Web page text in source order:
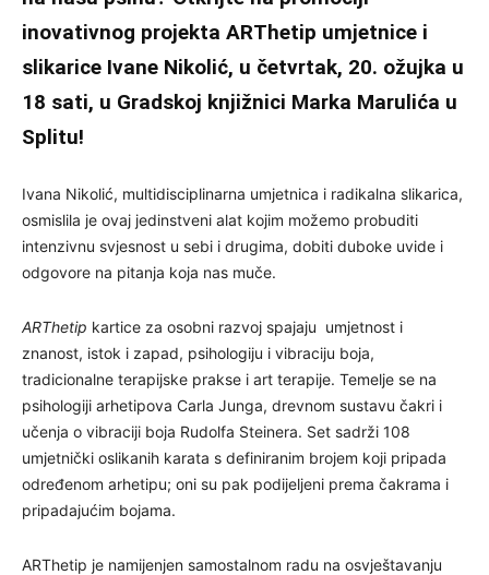
inovativnog projekta ARThetip umjetnice i
slikarice Ivane Nikolić, u četvrtak, 20. ožujka u
18 sati, u Gradskoj knjižnici Marka Marulića u
Splitu!
Ivana Nikolić, multidisciplinarna umjetnica i radikalna slikarica,
osmislila je ovaj jedinstveni alat kojim možemo probuditi
intenzivnu svjesnost u sebi i drugima, dobiti duboke uvide i
odgovore na pitanja koja nas muče.
ARThetip kartice za osobni razvoj spajaju umjetnost i
znanost, istok i zapad, psihologiju i vibraciju boja,
tradicionalne terapijske prakse i art terapije. Temelje se na
psihologiji arhetipova Carla Junga, drevnom sustavu čakri i
učenja o vibraciji boja Rudolfa Steinera. Set sadrži 108
umjetnički oslikanih karata s definiranim brojem koji pripada
određenom arhetipu; oni su pak podijeljeni prema čakrama i
pripadajućim bojama.
ARThetip je namijenjen samostalnom radu na osvještavanju